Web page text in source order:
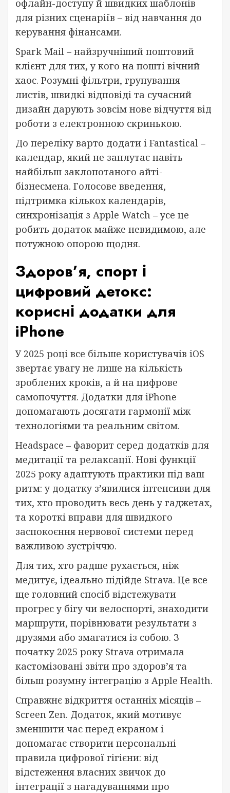
офлайн-доступу й швидких шаблонів
для різних сценаріїв – від навчання до
керування фінансами.
Spark Mail – найзручніший поштовий
клієнт для тих, у кого на пошті вічний
хаос. Розумні фільтри, групування
листів, швидкі відповіді та сучасний
дизайн дарують зовсім нове відчуття від
роботи з електронною скринькою.
До переліку варто додати і Fantastical –
календар, який не заплутає навіть
найбільш заклопотаного айті-
бізнесмена. Голосове введення,
підтримка кількох календарів,
синхронізація з Apple Watch – усе це
робить додаток майже невидимою, але
потужною опорою щодня.
Здоров’я, спорт і
цифровий детокс:
корисні додатки для
iPhone
У 2025 році все більше користувачів iOS
звертає увагу не лише на кількість
зроблених кроків, а й на цифрове
самопочуття. Додатки для iPhone
допомагають досягати гармонії між
технологіями та реальним світом.
Headspace – фаворит серед додатків для
медитації та релаксації. Нові функції
2025 року адаптують практики під ваш
ритм: у додатку з’явилися інтенсиви для
тих, хто проводить весь день у гаджетах,
та короткі вправи для швидкого
заспокоєння нервової системи перед
важливою зустріччю.
Для тих, хто радше рухається, ніж
медитує, ідеально підійде Strava. Це все
ще головний спосіб відстежувати
прогрес у бігу чи велоспорті, знаходити
маршрути, порівнювати результати з
друзями або змагатися із собою. З
початку 2025 року Strava отримала
кастомізовані звіти про здоров’я та
більш розумну інтеграцію з Apple Health.
Справжнє відкриття останніх місяців –
Screen Zen. Додаток, який мотивує
зменшити час перед екраном і
допомагає створити персональні
правила цифрової гігієни: від
відстеження власних звичок до
інтеграції з нагадуваннями про